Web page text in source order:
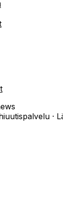
·